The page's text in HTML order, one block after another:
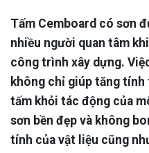
Tấm Cemboard có sơn
nhiều người quan tâm
công trình xây dựng.
không chỉ giúp tăng tính
tấm khỏi tác động của
sơn bền đẹp và không
tính của vật liệu cũng